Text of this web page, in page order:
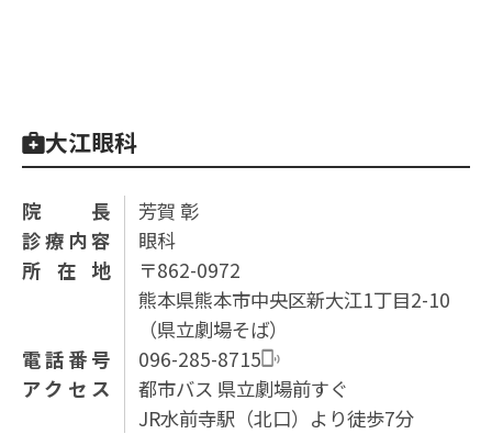
大江眼科
院長
芳賀 彰
診療内容
眼科
所在地
〒862-0972
熊本県熊本市中央区新大江1丁目2-10
（県⽴劇場そば）
電話番号
096-285-8715
アクセス
都市バス 県立劇場前すぐ
JR水前寺駅（北口）より徒歩7分